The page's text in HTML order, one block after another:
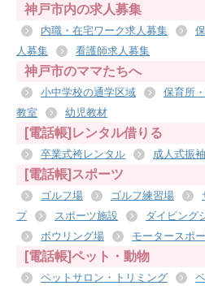
神戸市内の求人募集
内職・在宅ワーク求人募集
人募集
看護師求人募集
神戸市のママたちへ
小中学校の通学区域 保育所
教室
幼児教材
[電話帳]レンタル借りる
卒業式袴レンタル 成人式振
[電話帳]スポーツ
ゴルフ場 ゴルフ練習場
プ
スポーツ施設 ダイビング
ボウリング場
モータースポ
[電話帳]ペット・動物
ペットサロン・トリミング